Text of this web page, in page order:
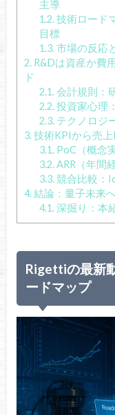
主導
1.2.技術ロード
目標
1.3.市場の反応
2.R&Dは資産か費
ド
2.1.会計規則：
2.2.投資家心理
2.3.テクノロジ
3.技術KPIから売上
3.1.PoC（概念
3.2.ARR（年間
3.3.競合比較：
4.結論：量子未来
4.1.深掘り：本
Rigettiの最新
ードマップ